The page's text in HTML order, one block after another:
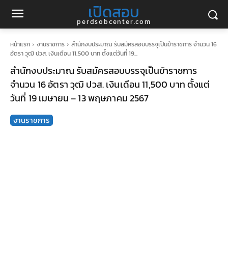
เปิดสอบ
perdsobcenter.com
หน้าแรก งานราชการ
สำนักงบประมาณ รับสมัครสอบบรรจุเป็นข้าราชการ จำนวน 16
อัตรา วุฒิ ปวส. เงินเดือน 11,500 บาท ตั้งแต่วันที่ 19...
สำนักงบประมาณ รับสมัครสอบบรรจุเป็นข้าราชการ
จำนวน 16 อัตรา วุฒิ ปวส. เงินเดือน 11,500 บาท ตั้งแต่
วันที่ 19 เมษายน – 13 พฤษภาคม 2567
งานราชการ